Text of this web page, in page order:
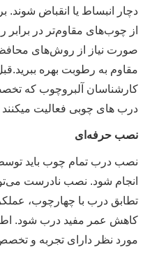
دچار انبساط یا انقباض شوند.
از چوب‌های مقاوم‌تر در برابر
صورت نیاز از روش‌های
مقاوم به رطوبت بهره ببرید.قبل
کارشناسان آلبروچوب که
درب های چوبی فعالیت میکنند
نصب حرفه‌ای
نصب درب تمام چوب باید توسط
انجام شود. نصب نادرست
تطابق درب با چهارچوب،
کاهش عمر مفید درب شود.
مورد نظر دارای تجربه و